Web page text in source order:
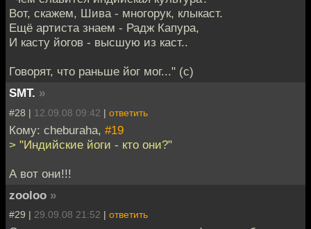
Вот, скажем, Шива - многорук, клыкаст.
Ещё артиста знаем - Радж Капура,
И касту йогов - высшую из каст..
Говорят, что раньше йог мог..." (с)
SMT. »
#28 | 12.09.08 09:42 | ответить
Кому: cheburaha, #19
> "Индийские йоги - кто они?"
А вот они!!!
zooloo »
#29 | 29.09.08 21:52 | ответить